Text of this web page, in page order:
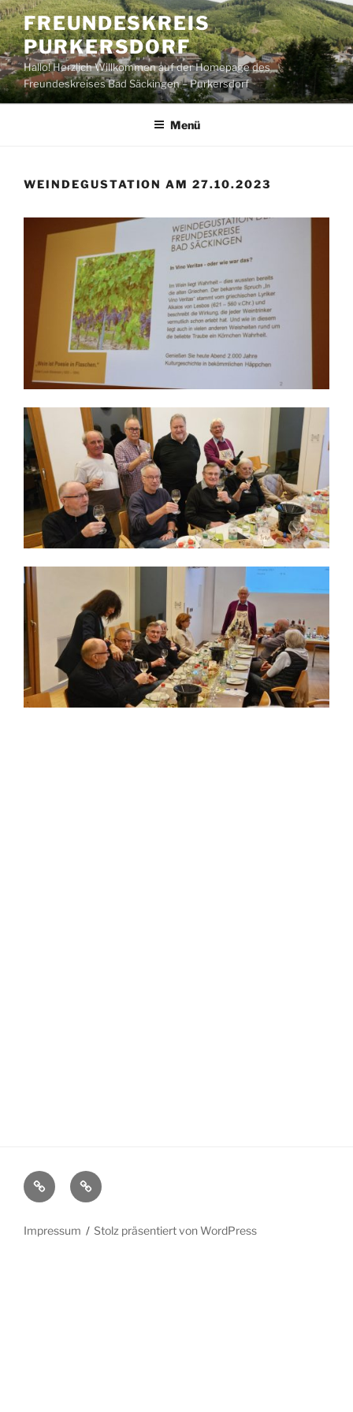
Zum
Inhalt
springen
FREUNDESKREIS
PURKERSDORF
Hallo! Herzlich Willkommen auf der Homepage des
Freundeskreises Bad Säckingen – Purkersdorf
Menü
WEINDEGUSTATION AM 27.10.2023
Haftungsausschluss
Impressum
Impressum Stolz präsentiert von WordPress